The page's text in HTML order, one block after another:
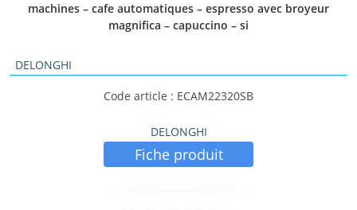
machines – cafe automatiques – espresso avec broyeur
magnifica – capuccino – si
DELONGHI
Code article : ECAM22320SB
DELONGHI
Fiche produit